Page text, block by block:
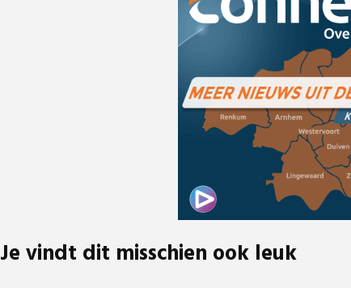
Je vindt dit misschien ook leuk